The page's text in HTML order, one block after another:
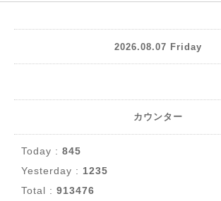
2026.08.07 Friday
カウンター
Today : 845
Yesterday : 1235
Total : 913476